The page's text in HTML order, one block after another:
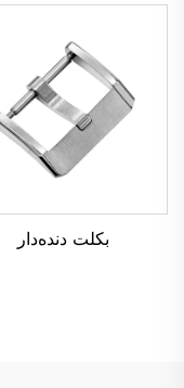
بکلت دنده‌دار